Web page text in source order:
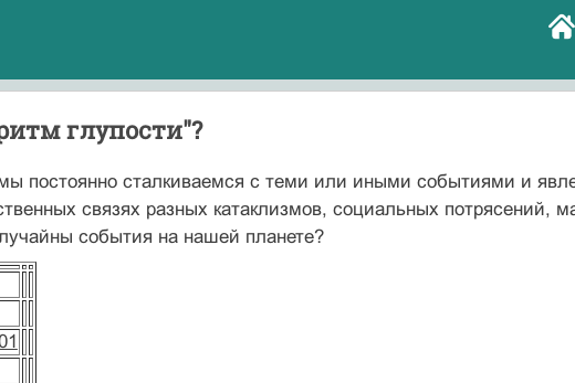
глупости"?
постоянно сталкиваемся с теми или иными событиями и
связях разных катаклизмов, социальных потрясений,
события на нашей планете?